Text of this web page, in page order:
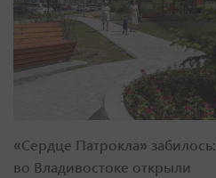
«Сердце Патрокла» забилось:
во Владивостоке открыли